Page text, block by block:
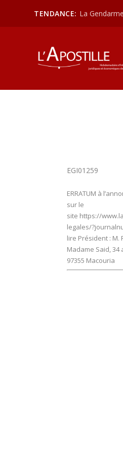
TENDANCE: La
EGI01259
ERRATUM à
sur le
site https://
legales/
lire Président : M.
Madame Said, 34
97355 Macouria